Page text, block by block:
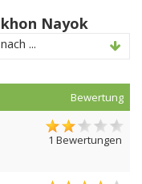
Nayok
...
Bewertung
1 Bewertungen